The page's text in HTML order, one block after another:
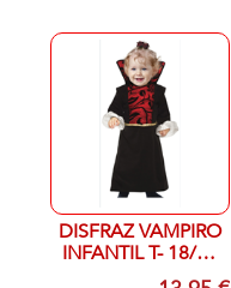
DISFRAZ VAMPIRO
INFANTIL T- 18/24
MESES: